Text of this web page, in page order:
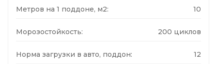
Метров на 1 поддоне, м2: 10
Морозостойкость: 200 циклов
Норма загрузки в авто, поддон: 12